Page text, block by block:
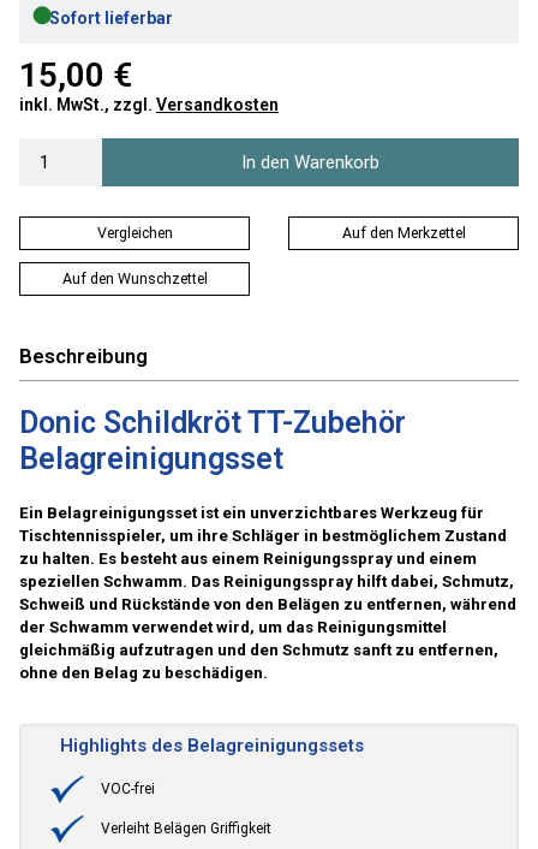
●Sofort lieferbar
15,00 €
inkl. MwSt., zzgl. Versandkosten
In den Warenkorb
Vergleichen Auf den Merkzettel
Auf den Wunschzettel
Beschreibung
Donic Schildkröt TT-Zubehör
Belagreinigungsset
Ein Belagreinigungsset ist ein unverzichtbares Werkzeug für
Tischtennisspieler, um ihre Schläger in bestmöglichem Zustand
zu halten. Es besteht aus einem Reinigungsspray und einem
speziellen Schwamm. Das Reinigungsspray hilft dabei, Schmutz,
Schweiß und Rückstände von den Belägen zu entfernen, während
der Schwamm verwendet wird, um das Reinigungsmittel
gleichmäßig aufzutragen und den Schmutz sanft zu entfernen,
ohne den Belag zu beschädigen.
Highlights des Belagreinigungssets
VOC-frei
Verleiht Belägen Griffigkeit